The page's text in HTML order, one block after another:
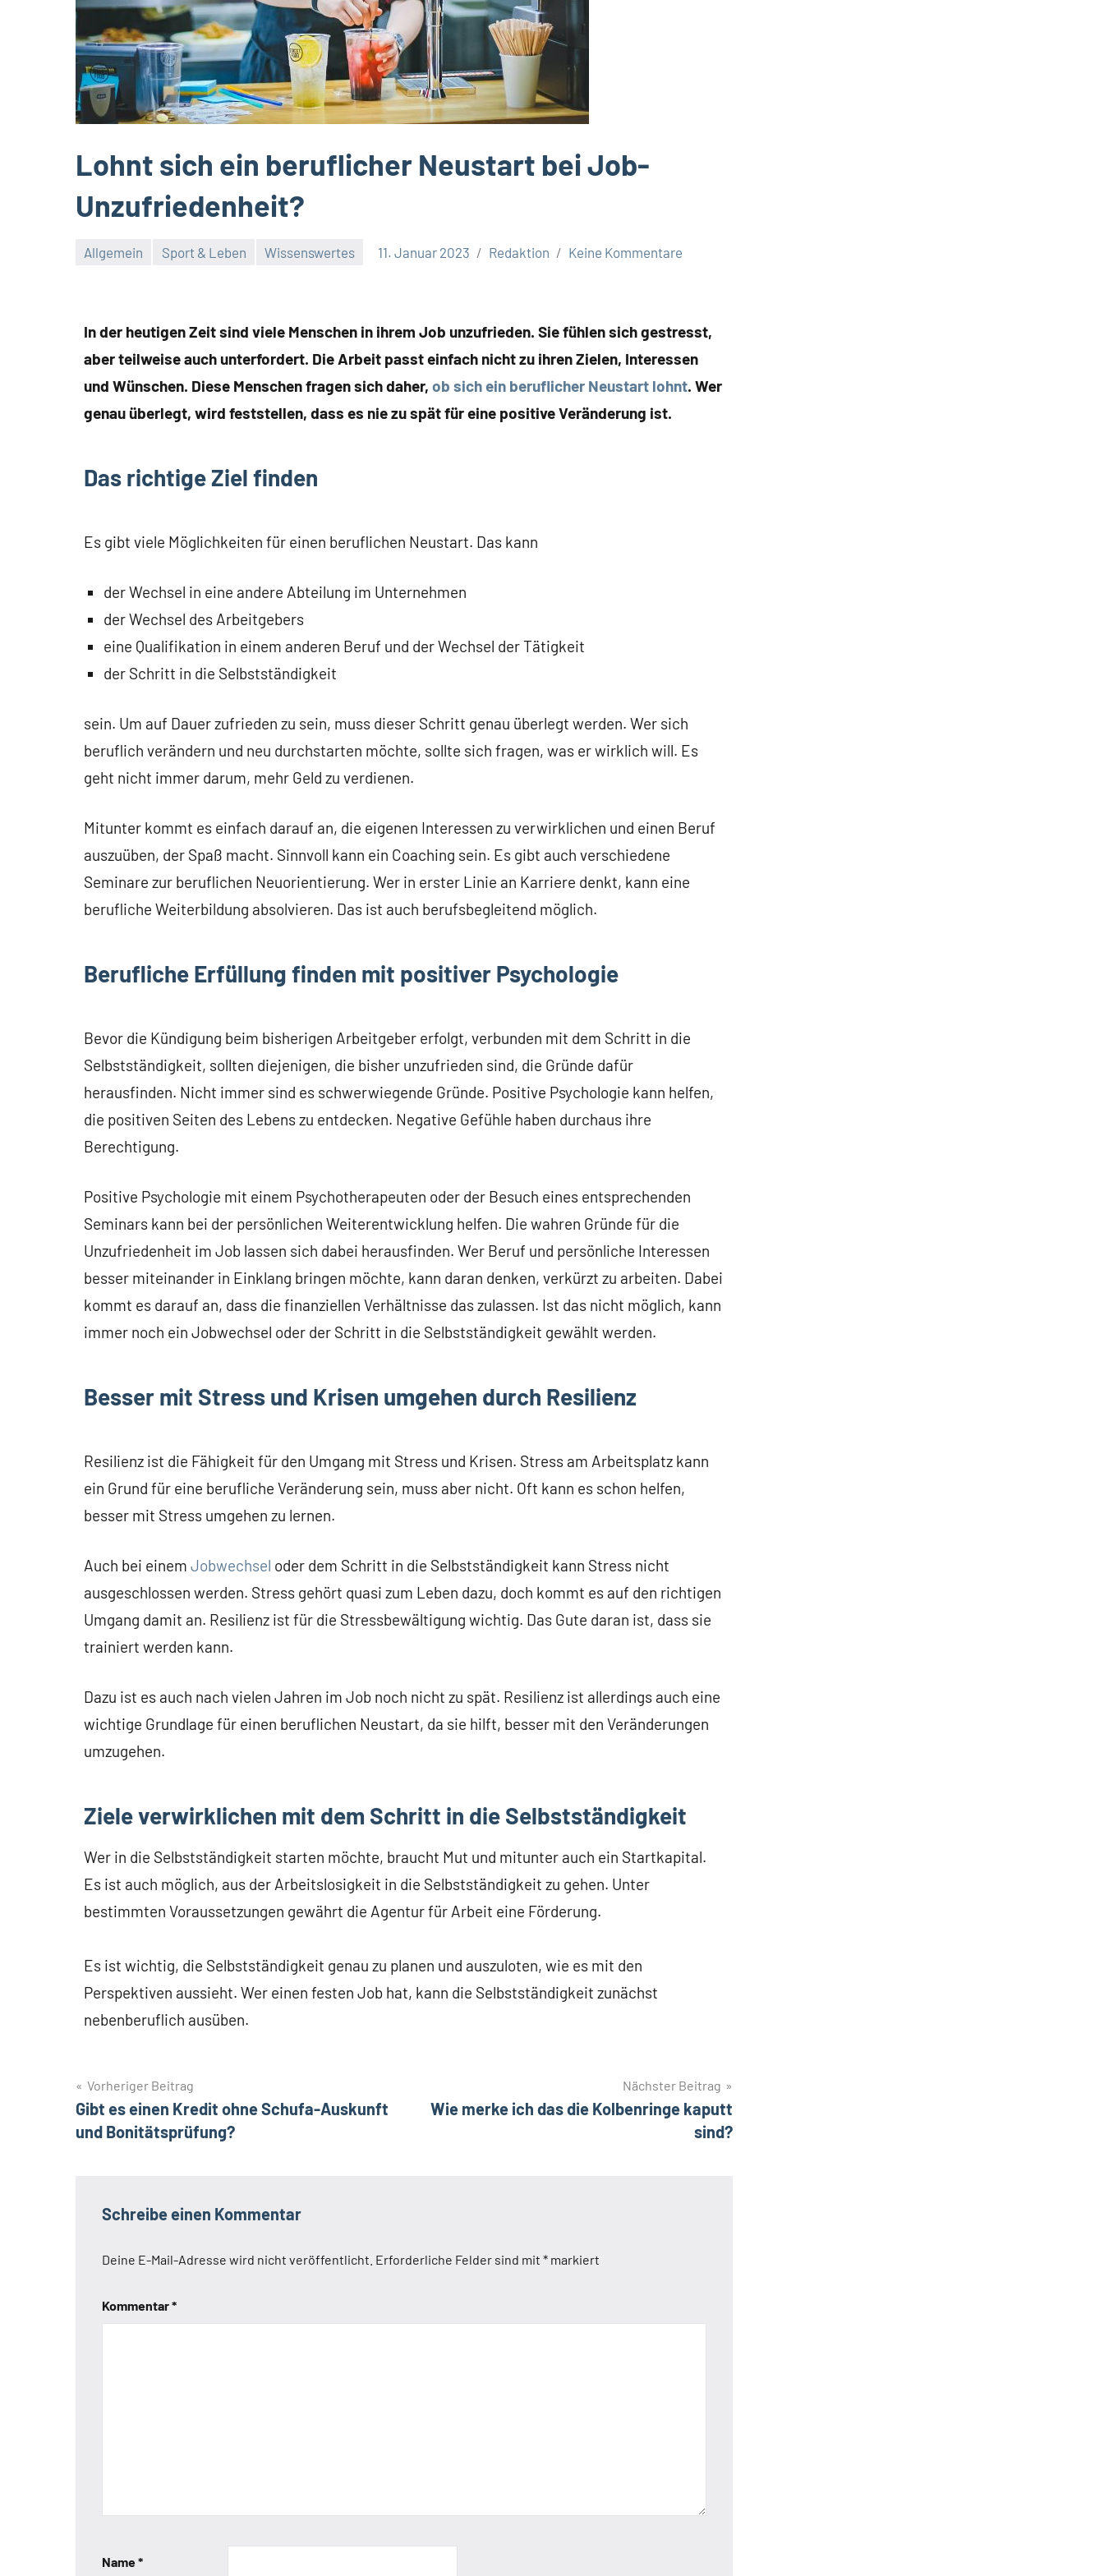
Lohnt sich ein beruflicher Neustart bei Job-
Unzufriedenheit?
Allgemein Sport & Leben Wissenswertes 11. Januar 2023 Redaktion Keine Kommentare
In der heutigen Zeit sind viele Menschen in ihrem Job unzufrieden. Sie fühlen sich gestresst,
aber teilweise auch unterfordert. Die Arbeit passt einfach nicht zu ihren Zielen, Interessen
und Wünschen. Diese Menschen fragen sich daher, ob sich ein beruflicher Neustart lohnt. Wer
genau überlegt, wird feststellen, dass es nie zu spät für eine positive Veränderung ist.
Das richtige Ziel finden
Es gibt viele Möglichkeiten für einen beruflichen Neustart. Das kann
der Wechsel in eine andere Abteilung im Unternehmen
der Wechsel des Arbeitgebers
eine Qualifikation in einem anderen Beruf und der Wechsel der Tätigkeit
der Schritt in die Selbstständigkeit
sein. Um auf Dauer zufrieden zu sein, muss dieser Schritt genau überlegt werden. Wer sich
beruflich verändern und neu durchstarten möchte, sollte sich fragen, was er wirklich will. Es
geht nicht immer darum, mehr Geld zu verdienen.
Mitunter kommt es einfach darauf an, die eigenen Interessen zu verwirklichen und einen Beruf
auszuüben, der Spaß macht. Sinnvoll kann ein Coaching sein. Es gibt auch verschiedene
Seminare zur beruflichen Neuorientierung. Wer in erster Linie an Karriere denkt, kann eine
berufliche Weiterbildung absolvieren. Das ist auch berufsbegleitend möglich.
Berufliche Erfüllung finden mit positiver Psychologie
Bevor die Kündigung beim bisherigen Arbeitgeber erfolgt, verbunden mit dem Schritt in die
Selbstständigkeit, sollten diejenigen, die bisher unzufrieden sind, die Gründe dafür
herausfinden. Nicht immer sind es schwerwiegende Gründe. Positive Psychologie kann helfen,
die positiven Seiten des Lebens zu entdecken. Negative Gefühle haben durchaus ihre
Berechtigung.
Positive Psychologie mit einem Psychotherapeuten oder der Besuch eines entsprechenden
Seminars kann bei der persönlichen Weiterentwicklung helfen. Die wahren Gründe für die
Unzufriedenheit im Job lassen sich dabei herausfinden. Wer Beruf und persönliche Interessen
besser miteinander in Einklang bringen möchte, kann daran denken, verkürzt zu arbeiten. Dabei
kommt es darauf an, dass die finanziellen Verhältnisse das zulassen. Ist das nicht möglich, kann
immer noch ein Jobwechsel oder der Schritt in die Selbstständigkeit gewählt werden.
Besser mit Stress und Krisen umgehen durch Resilienz
Resilienz ist die Fähigkeit für den Umgang mit Stress und Krisen. Stress am Arbeitsplatz kann
ein Grund für eine berufliche Veränderung sein, muss aber nicht. Oft kann es schon helfen,
besser mit Stress umgehen zu lernen.
Auch bei einem Jobwechsel oder dem Schritt in die Selbstständigkeit kann Stress nicht
ausgeschlossen werden. Stress gehört quasi zum Leben dazu, doch kommt es auf den richtigen
Umgang damit an. Resilienz ist für die Stressbewältigung wichtig. Das Gute daran ist, dass sie
trainiert werden kann.
Dazu ist es auch nach vielen Jahren im Job noch nicht zu spät. Resilienz ist allerdings auch eine
wichtige Grundlage für einen beruflichen Neustart, da sie hilft, besser mit den Veränderungen
umzugehen.
Ziele verwirklichen mit dem Schritt in die Selbstständigkeit
Wer in die Selbstständigkeit starten möchte, braucht Mut und mitunter auch ein Startkapital.
Es ist auch möglich, aus der Arbeitslosigkeit in die Selbstständigkeit zu gehen. Unter
bestimmten Voraussetzungen gewährt die Agentur für Arbeit eine Förderung.
Es ist wichtig, die Selbstständigkeit genau zu planen und auszuloten, wie es mit den
Perspektiven aussieht. Wer einen festen Job hat, kann die Selbstständigkeit zunächst
nebenberuflich ausüben.
Vorheriger Beitrag
Gibt es einen Kredit ohne Schufa-Auskunft
und Bonitätsprüfung?
Nächster Beitrag
Wie merke ich das die Kolbenringe kaputt
sind?
Schreibe einen Kommentar
Deine E-Mail-Adresse wird nicht veröffentlicht. Erforderliche Felder sind mit * markiert
Kommentar*
Name*